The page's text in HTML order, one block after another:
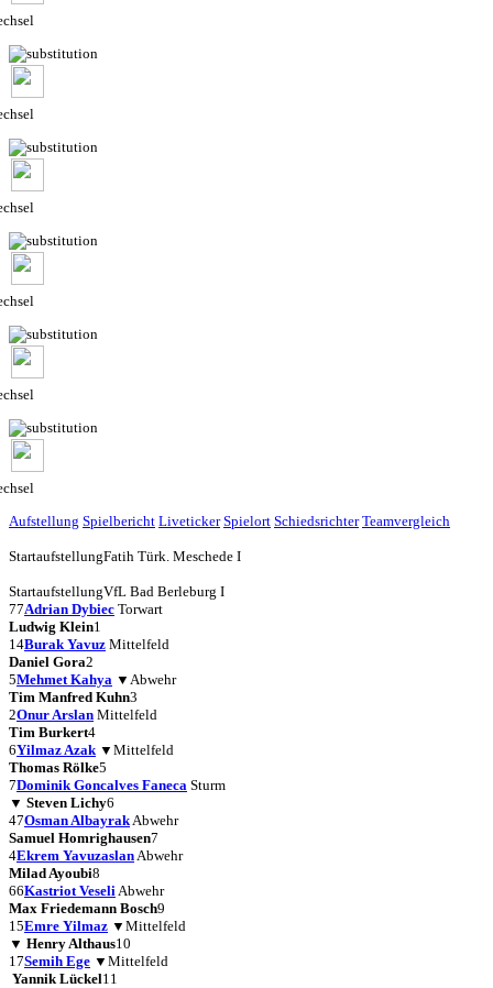
Aufstellung Spielbericht Liveticker Spielort Schiedsrichter Teamvergleich
StartaufstellungFatih Türk. Meschede I
StartaufstellungVfL Bad Berleburg I
77Adrian Dybiec Torwart
Ludwig Klein1
14Burak Yavuz Mittelfeld
Daniel Gora2
5Mehmet Kahya ▼ Abwehr
Tim Manfred Kuhn3
2Onur Arslan Mittelfeld
Tim Burkert4
6Yilmaz Azak ▼ Mittelfeld
Thomas Rölke5
7Dominik Goncalves Faneca Sturm
▼ Steven Lichy6
47Osman AlbayrakAbwehr
Samuel Homrighausen7
4Ekrem YavuzaslanAbwehr
Milad Ayoubi8
66Kastriot VeseliAbwehr
Max Friedemann Bosch9
15Emre Yilmaz ▼ Mittelfeld
▼ Henry Althaus10
17Semih Ege ▼ Mittelfeld
Yannik Lückel11